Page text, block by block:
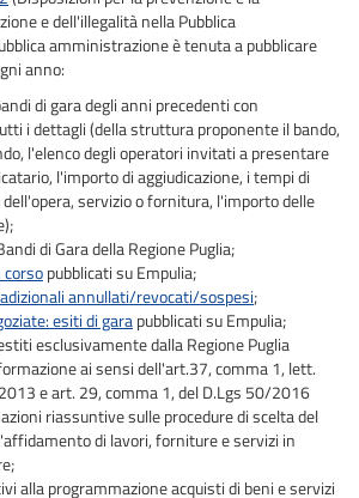
e dell'illegalità nella Pubblica
amministrazione è tenuta a pubblicare
anno:
di gara degli anni precedenti con
i dettagli (della struttura proponente il bando,
l'elenco degli operatori invitati a presentare
l'importo di aggiudicazione, i tempi di
servizio o fornitura, l'importo delle
di Gara della Regione Puglia;
corsopubblicati su Empulia;
annullati/revocati/sospesi;
esiti di garapubblicati su Empulia;
esclusivamente dalla Regione Puglia
ai sensi dell'art.37, comma 1, lett.
e art. 29, comma 1, del D.Lgs 50/2016
riassuntive sulle procedure di scelta del
di lavori, forniture e servizi in
alla programmazione acquisti di beni e servizi